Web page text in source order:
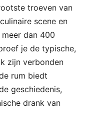
troeven van
scene en
dan 400
je de typische,
zijn verbonden
rum biedt
geschiedenis,
drank van